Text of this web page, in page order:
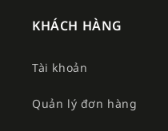
KHÁCH HÀNG
Tài khoản
Quản lý đơn hàng